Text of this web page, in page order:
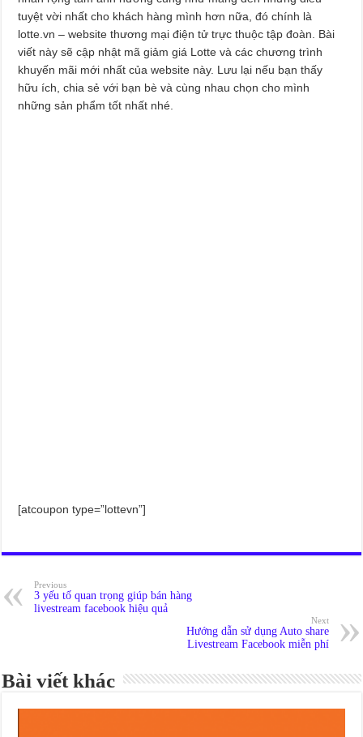
tuyệt vời nhất cho khách hàng mình hơn nữa, đó chính là
lotte.vn – website thương mại điện tử trực thuộc tập đoàn. Bài
viết này sẽ cập nhật mã giảm giá Lotte và các chương trình
khuyến mãi mới nhất của website này. Lưu lại nếu bạn thấy
hữu ích, chia sẻ với bạn bè và cùng nhau chọn cho mình
những sản phẩm tốt nhất nhé.
[atcoupon type=”lottevn”]
Previous
3 yếu tố quan trọng giúp bán hàng
livestream facebook hiệu quả
Next
Hướng dẫn sử dụng Auto share
Livestream Facebook miễn phí
Bài viết khác